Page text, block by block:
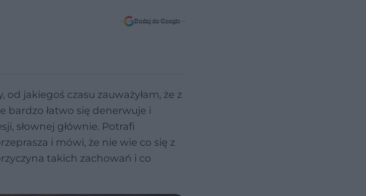
Dodaj do Google
jakiegoś czasu zauważyłam, że z
bardzo łatwo się denerwuje i
słownej głównie. Potrafi
i mówi, że nie wie co się z
takich zachowań i co